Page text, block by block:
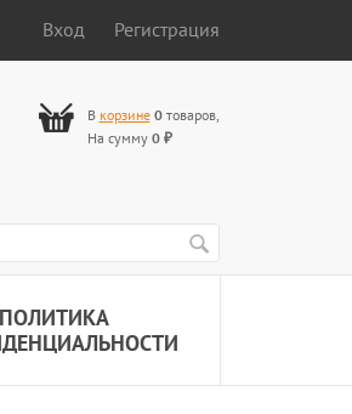
Вход Регистрация
В корзине 0товаров,
На сумму 0 ₽
ПОЛИТИКА